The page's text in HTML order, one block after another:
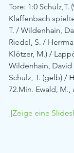
Tore: 1:0 Schulz,T.
Klaffenbach
T. / Wildenhain,
Riedel, S. /
Klötzer, M.) /
Wildenhain,
Schulz, T. (gelb) /
72.Min. Ewald, M.,
[Zeige eine